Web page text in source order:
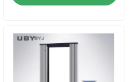
fuerza máxima de